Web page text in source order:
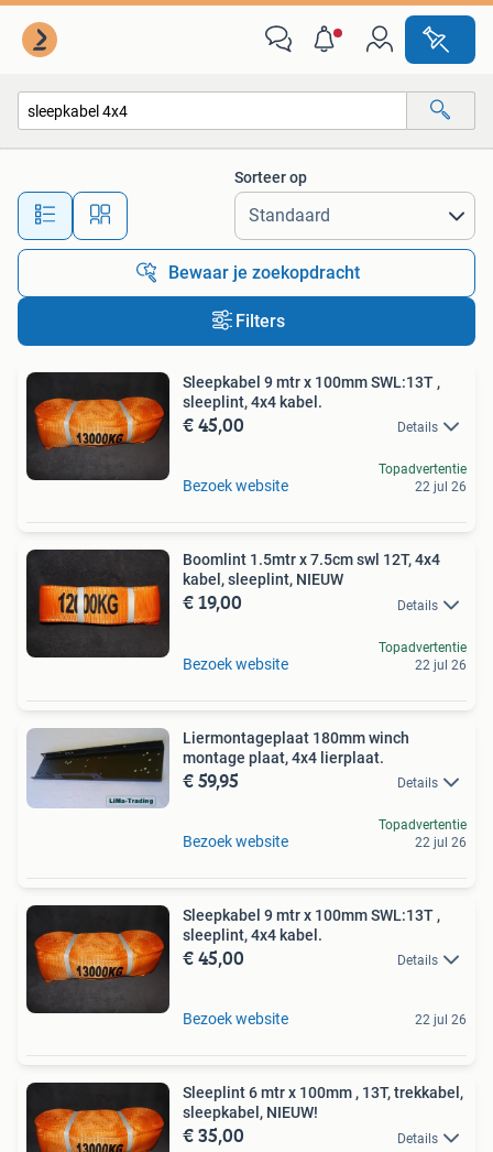
Alle afstanden…
Sorteer op
Bewaar je zoekopdracht
Filters
Sleepkabel 9 mtr x 100mm SWL:13T ,
sleeplint, 4x4 kabel.
€ 45,00 Details
Bezoek website
Topadvertentie
22 jul 26
Boomlint 1.5mtr x 7.5cm swl 12T, 4x4
kabel, sleeplint, NIEUW
€ 19,00 Details
Bezoek website
Topadvertentie
22 jul 26
Liermontageplaat 180mm winch
montage plaat, 4x4 lierplaat.
€ 59,95 Details
Bezoek website
Topadvertentie
22 jul 26
Sleepkabel 9 mtr x 100mm SWL:13T ,
sleeplint, 4x4 kabel.
€ 45,00 Details
Bezoek website 22 jul 26
Sleeplint 6 mtr x 100mm , 13T, trekkabel,
sleepkabel, NIEUW!
€ 35,00 Details